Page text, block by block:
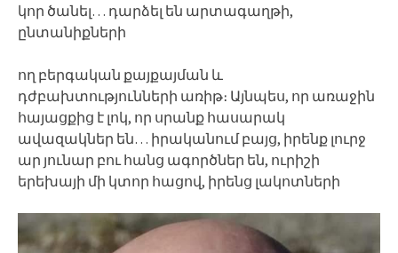
կոր ծանել… դարձել են արտագաղթի,
ընտանիքների
ող բերգական քայքայման և
դժբախտությունների առիթ։ Այնպես, որ առաջին
հայացքից է լոկ, որ սրանք հասարակ
ավազակներ են… իրականում բայց, իրենք լուրջ
ար յունար բու հանց ագործներ են, ուրիշի
երեխայի մի կտոր հացով, իրենց լակոտների